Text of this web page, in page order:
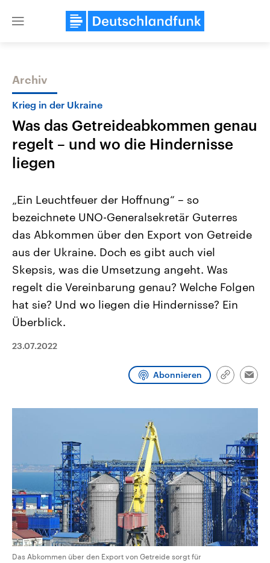
Close
Themen
2026
Alle Informationen
Sachsen-Anhalt wählt am 6.
September 2026 einen neuen
Landtag. Seit 2021 wird das
Bundesland von einer Koalition aus
CDU, SPD und FDP regiert.-
Umfragen, Prognosen,
und Hintergründe zu den Parteien
und Kandidaten der anstehenden
Wahl.
Aktuelle Beiträge,
Hintergründe
Wirtschaftlich und
gehören die Vereinigten
den mächtigsten Ländern
mit großem Einfluss auf
aktuelle Weltgeschehen.
Sendungen Programm Podcasts
Archiv
Krieg in der Ukraine
Was das Getreideabkommen genau
regelt – und wo die Hindernisse
liegen
„Ein Leuchtfeuer der Hoffnung“ – so
bezeichnete UNO-Generalsekretär Guterres
das Abkommen über den Export von Getreide
aus der Ukraine. Doch es gibt auch viel
Skepsis, was die Umsetzung angeht. Was
regelt die Vereinbarung genau? Welche Folgen
hat sie? Und wo liegen die Hindernisse? Ein
Überblick.
23.07.2022
Abonnieren
Link
Das Abkommen über den Export von Getreide sorgt für